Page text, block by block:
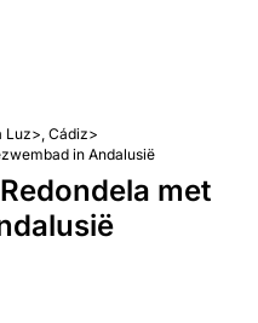
Luz>, Cádiz>
in Andalusië
met